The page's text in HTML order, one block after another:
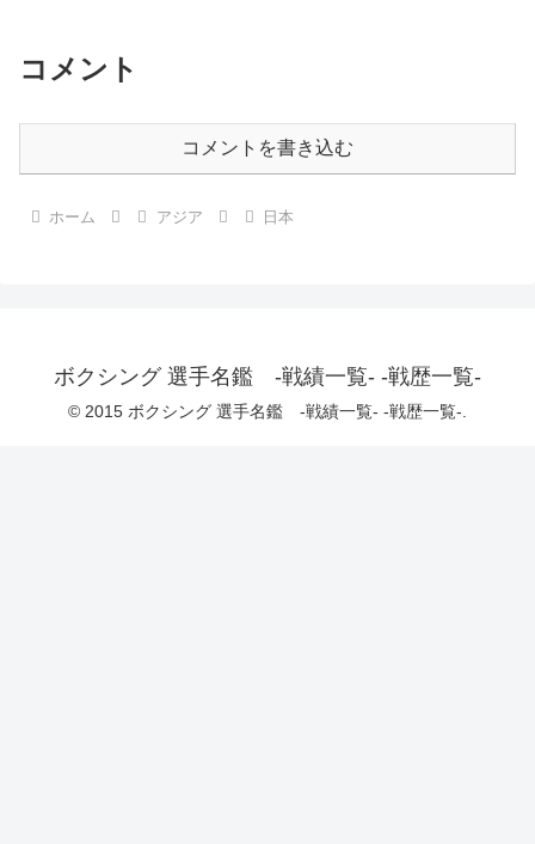
コメント
コメントを書き込む
ホーム アジア 日本
ボクシング 選手名鑑 -戦績一覧- -戦歴一覧-
© 2015 ボクシング 選手名鑑 -戦績一覧- -戦歴一覧-.